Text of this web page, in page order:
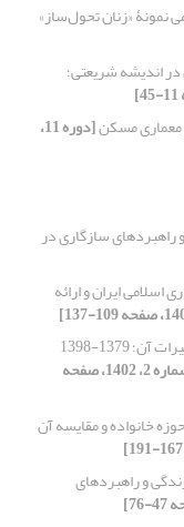
نمونۀ «زنان تحول‌ساز»
اندیشه شریعتی؛
معماری مسکن [دوره 11،
راهبردهای سازگاری در
ایران و ارائه
ارزشهای حاکم بر خانواده ایرانی و تغییرات آن؛ 1379-1398
[دوره 11، شماره 2، 1402، صفحه
خانواده و مقایسه آن
و راهبردهای